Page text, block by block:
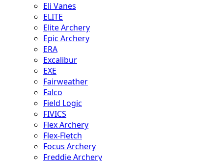
Eli Vanes
ELITE
Elite Archery
Epic Archery
ERA
Excalibur
EXE
Fairweather
Falco
Field Logic
FIVICS
Flex Archery
Flex-Fletch
Focus Archery
Freddie Archery